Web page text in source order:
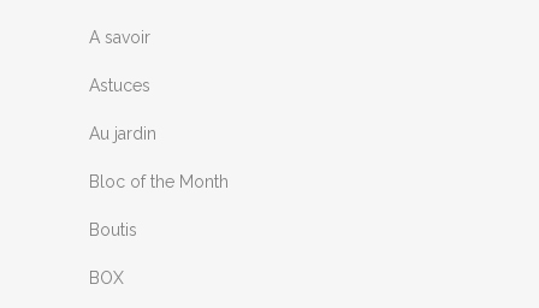
A savoir
Astuces
Au jardin
Bloc of the Month
Boutis
BOX